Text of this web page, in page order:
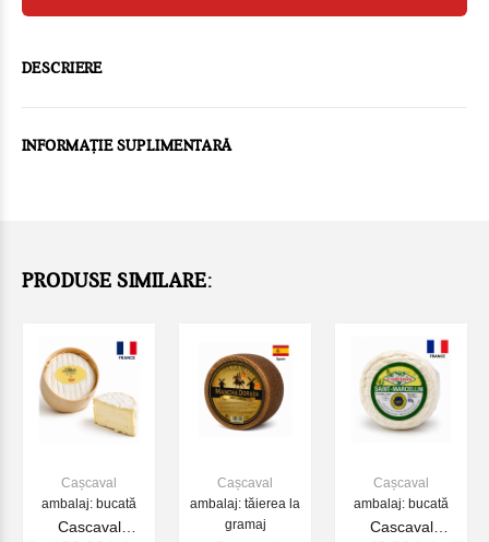
DESCRIERE
INFORMAȚIE SUPLIMENTARĂ
PRODUSE SIMILARE:
Cașcaval
ambalaj: bucată
Cascaval
Cașcaval
ambalaj: tăierea la
gramaj
Cașcaval
ambalaj: bucată
Cascaval